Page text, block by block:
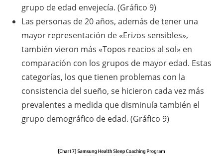
grupo de edad envejecía. (Gráfico 9)
Las personas de 20 años, además de tener una
mayor representación de «Erizos sensibles»,
también vieron más «Topos reacios al sol» en
comparación con los grupos de mayor edad. Estas
categorías, los que tienen problemas con la
consistencia del sueño, se hicieron cada vez más
prevalentes a medida que disminuía también el
grupo demográfico de edad. (Gráfico 9)